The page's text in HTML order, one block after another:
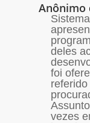
Anônimo
deles
foi
vezes